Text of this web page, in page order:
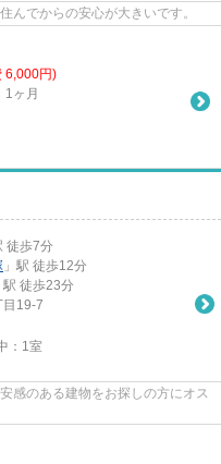
んでからの安心が大きいです。
6,000円)
1ヶ月
徒歩7分
」駅 徒歩12分
駅 徒歩23分
目19-7
： 1室
感のある建物をお探しの方にオス